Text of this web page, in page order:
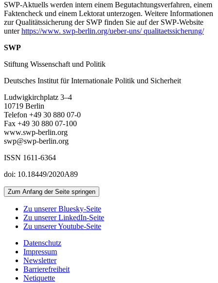
SWP-Aktuells werden intern einem Begutachtungsverfah­ren, einem
Faktencheck und einem Lektorat unterzogen. Weitere Informationen
zur Qualitätssicherung der SWP finden Sie auf der SWP-Website
unterhttps://www. swp-berlin.org/ueber-uns/ qualitaetssicherung/
SWP
Stiftung Wissenschaft und Politik
Deutsches Institut für Internationale Politik und Sicherheit
Ludwigkirchplatz 3–4
10719 Berlin
Telefon +49 30 880 07-0
Fax +49 30 880 07-100
www.swp-berlin.org
swp@swp-berlin.org
ISSN 1611-6364
doi: 10.18449/2020A89
Zum Anfang der Seite springen
Zu unserer Bluesky-Seite
Zu unserer LinkedIn-Seite
Zu unserer Youtube-Seite
Datenschutz
Impressum
Newsletter
Barrierefreiheit
Netiquette